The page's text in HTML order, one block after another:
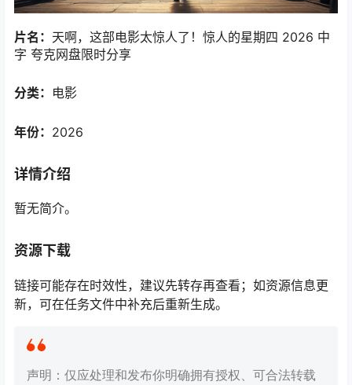
片名： 天啊，这部电影太惊人了！惊人的星期四 2026 中
字 夸克网盘限时分享
分类： 电影
年份： 2026
详情介绍
暂无简介。
资源下载
链接可能存在时效性，建议先转存再查看；如资源信息更
新，可在任务文件中补充后重新生成。
声明：仅应处理和发布你明确拥有授权、可合法转载